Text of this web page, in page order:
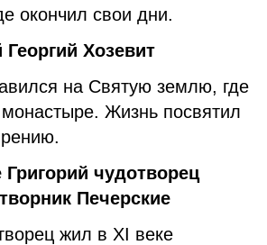
окончил свои дни.
Хозевит
на Святую землю, где
Жизнь посвятил
чудотворец
Печерские
жил в XI веке